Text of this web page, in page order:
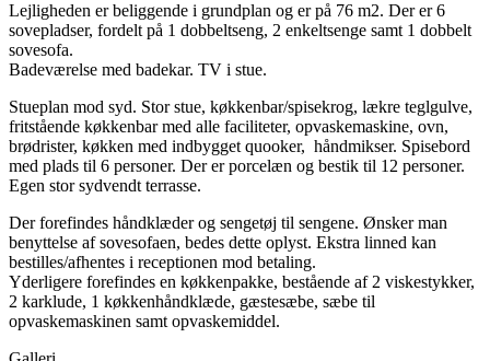
Lejligheden er beliggende i grundplan og er på 76 m2. Der er 6
sovepladser, fordelt på 1 dobbeltseng, 2 enkeltsenge samt 1 dobbelt
sovesofa.
Badeværelse med badekar. TV i stue.
​Stueplan mod syd. Stor stue, køkkenbar/spisekrog, lækre teglgulve,
fritstående køkkenbar med alle faciliteter, opvaskemaskine, ovn,
brødrister, køkken med indbygget quooker, håndmikser. Spisebord
med plads til 6 personer. Der er porcelæn og bestik til 12 personer.
Egen stor sydvendt terrasse.​
Der forefindes håndklæder og sengetøj til sengene. Ønsker man
benyttelse af sovesofaen, bedes dette oplyst. Ekstra linned kan
bestilles/afhentes i receptionen mod betaling.
Yderligere forefindes en køkkenpakke, bestående af 2 viskestykker,
2 karklude, 1 køkkenhåndklæde, gæstesæbe, sæbe til
opvaskemaskinen samt opvaskemiddel.